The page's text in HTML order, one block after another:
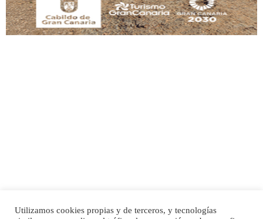
SHIBA PERDIDO AVDA JOSE MESA Y LOPEZ
Utilizamos cookies propias y de terceros, y tecnologías